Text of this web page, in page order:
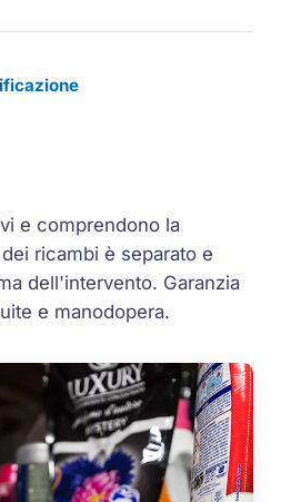
e comprendono la
ricambi è separato e
dell'intervento. Garanzia
e manodopera.